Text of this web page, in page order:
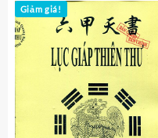
Giảm giá!